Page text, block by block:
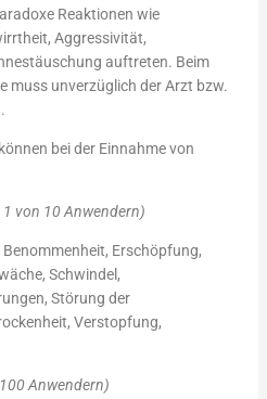
Reaktionen wie
Aggressivität,
auftreten. Beim
muss unverzüglich der Arzt bzw.
bei der Einnahme von
von 10 Anwendern)
Erschöpfung,
Schwindel,
Störung der
Verstopfung,
Anwendern)